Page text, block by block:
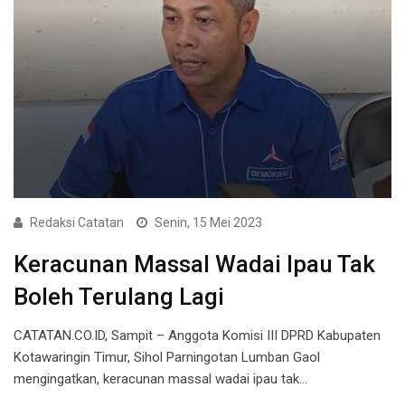
Redaksi Catatan Senin, 15 Mei 2023
Keracunan Massal Wadai Ipau Tak
Boleh Terulang Lagi
CATATAN.CO.ID, Sampit – Anggota Komisi III DPRD Kabupaten
Kotawaringin Timur, Sihol Parningotan Lumban Gaol
mengingatkan, keracunan massal wadai ipau tak…